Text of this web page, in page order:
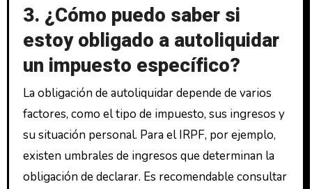
3. ¿Cómo puedo saber si
estoy obligado a autoliquidar
un impuesto específico?
La obligación de autoliquidar depende de varios
factores, como el tipo de impuesto, sus ingresos y
su situación personal. Para el IRPF, por ejemplo,
existen umbrales de ingresos que determinan la
obligación de declarar. Es recomendable consultar